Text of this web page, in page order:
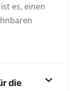
es, einen
die